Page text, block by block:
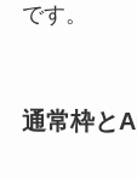
です。
通常枠と